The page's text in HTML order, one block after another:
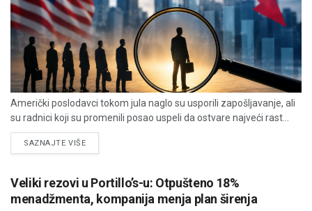
Američki poslodavci tokom jula naglo su usporili zapošljavanje, ali
su radnici koji su promenili posao uspeli da ostvare najveći rast...
SAZNAJTE VIŠEDETAILS
Veliki rezovi u Portillo’s-u: Otpušteno 18%
menadžmenta, kompanija menja plan širenja